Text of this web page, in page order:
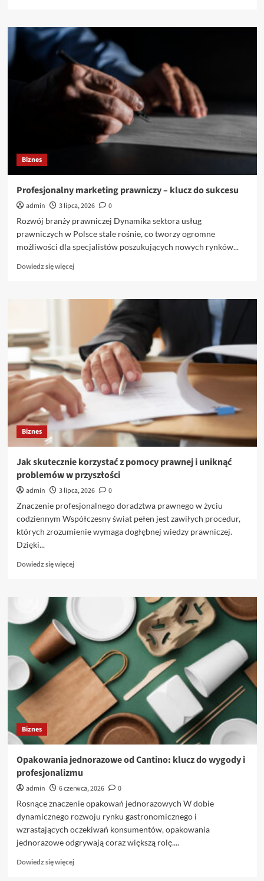
o
Nowoczesna
drukarnia
reklamy
i
jej
możliwości
Biznes
Profesjonalny marketing prawniczy – klucz do sukcesu
admin 3 lipca, 2026
0
Rozwój branży prawniczej Dynamika sektora usług
prawniczych w Polsce stale rośnie, co tworzy ogromne
możliwości dla specjalistów poszukujących nowych rynków...
Dowiedz się więcejDowiedz
o
Profesjonalny
prawniczy
klucz
do
sukcesu
Biznes
Jak skutecznie korzystać z pomocy prawnej i uniknąć
problemów w przyszłości
admin 3 lipca, 2026
0
Znaczenie profesjonalnego doradztwa prawnego w życiu
codziennym Współczesny świat pełen jest zawiłych procedur,
których zrozumienie wymaga dogłębnej wiedzy prawniczej.
Dzięki...
Dowiedz się więcejDowiedz
o
skutecznie
korzystać
z
pomocy
prawnej
uniknąć
problemów
przyszłości
Biznes
Opakowania jednorazowe od Cantino: klucz do wygody i
profesjonalizmu
admin 6 czerwca, 2026
0
Rosnące znaczenie opakowań jednorazowych W dobie
dynamicznego rozwoju rynku gastronomicznego i
wzrastających oczekiwań konsumentów, opakowania
jednorazowe odgrywają coraz większą rolę....
Dowiedz się więcejDowiedz